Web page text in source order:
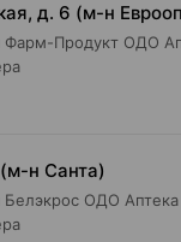
д. 6 (м-н
н Санта)